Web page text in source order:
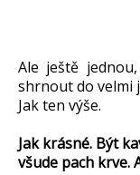
Ale ještě
shrnout do velmi
Jak ten výše.
Jak krásné. Být
všude pach krve.